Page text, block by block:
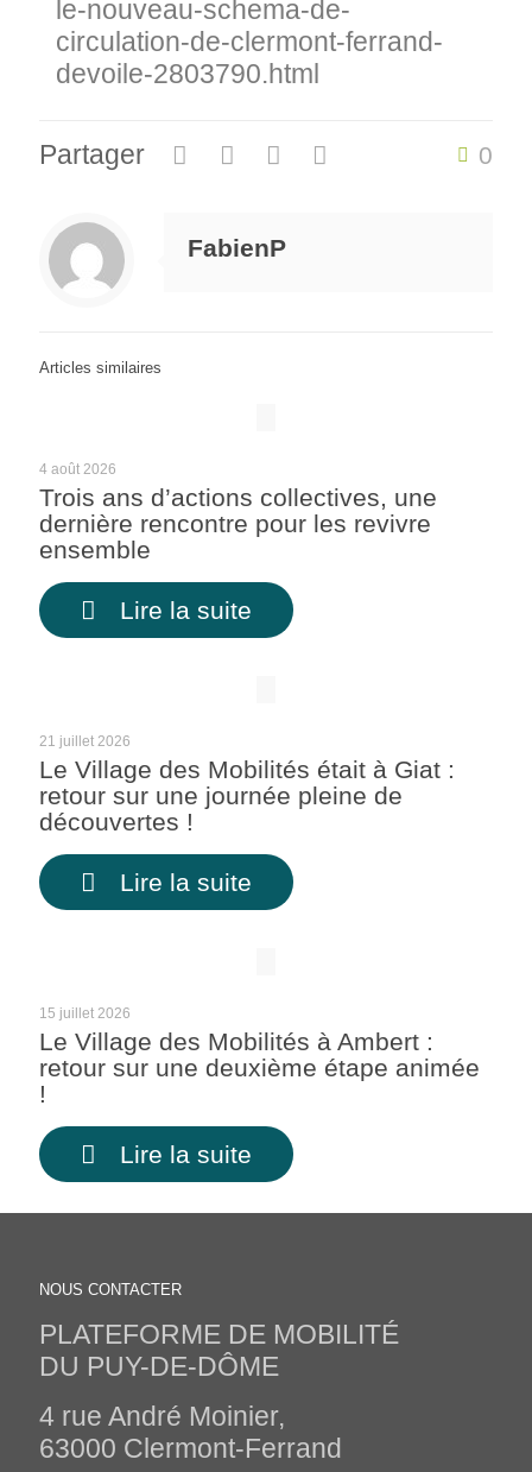
le-nouveau-schema-de-
circulation-de-clermont-ferrand-
devoile-2803790.html
Partager 0
FabienP
Articles similaires
4 août 2026
Trois ans d’actions collectives, une
dernière rencontre pour les revivre
ensemble
Lire la suite
21 juillet 2026
Le Village des Mobilités était à Giat :
retour sur une journée pleine de
découvertes !
Lire la suite
15 juillet 2026
Le Village des Mobilités à Ambert :
retour sur une deuxième étape animée
!
Lire la suite
NOUS CONTACTER
PLATEFORME DE MOBILITÉ
DU PUY-DE-DÔME
4 rue André Moinier,
63000 Clermont-Ferrand